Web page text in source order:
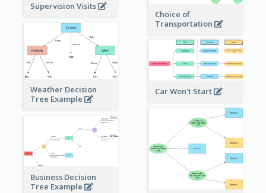
Supervision Visits
Choice of
Transportation
Weather Decision
Tree Example
Car Won't Start
Business Decision
Tree Example